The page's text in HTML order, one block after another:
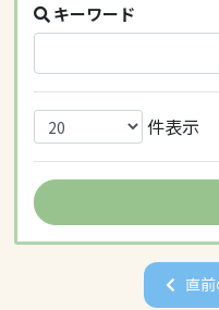
キーワード
件表示
直